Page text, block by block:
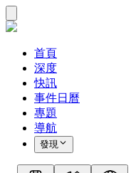
首頁
深度
快訊
事件日曆
專題
導航
發現